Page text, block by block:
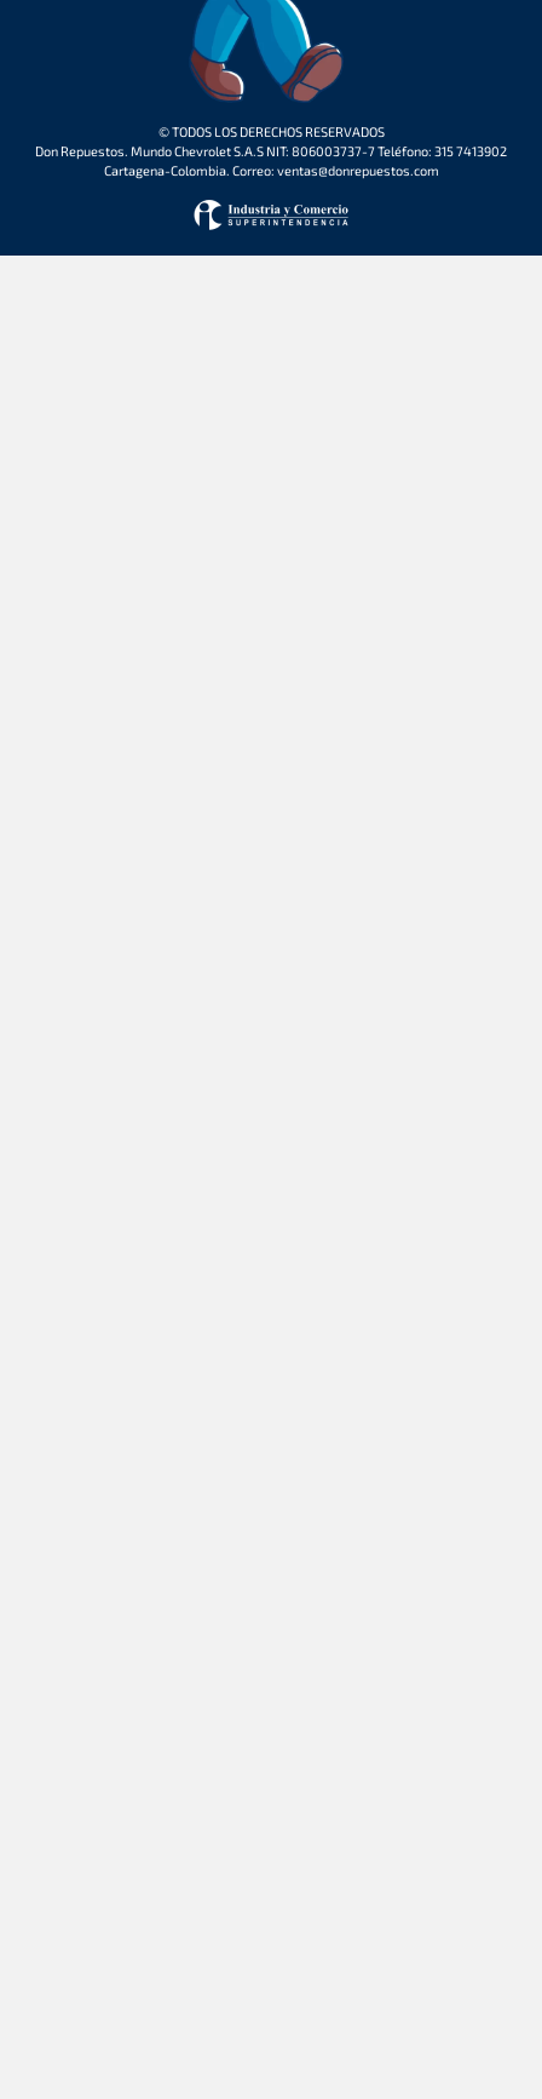
© TODOS LOS DERECHOS RESERVADOS
Don Repuestos. Mundo Chevrolet S.A.S NIT: 806003737-7 Teléfono: 315 7413902
Cartagena-Colombia. Correo: ventas@donrepuestos.com